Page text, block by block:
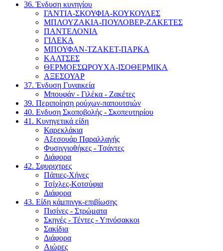
36. Ένδυση κυνηγίου
ΓΑΝΤΙΑ-ΣΚΟΥΦΙΑ-ΚΟΥΚΟΥΛΕΣ
ΜΠΛΟΥΖΑΚΙΑ-ΠΟΥΛΟΒΕΡ-ΖΑΚΕΤΕΣ
ΠΑΝΤΕΛΟΝΙΑ
ΓΙΛΕΚΑ
ΜΠΟΥΦΑΝ-ΤΖΑΚΕΤ-ΠΑΡΚΑ
ΚΑΛΤΣΕΣ
ΘΕΡΜΟΕΣΩΡΟΥΧΑ-ΙΣΟΘΕΡΜΙΚΑ
ΑΞΕΣΟΥΑΡ
37. Ένδυση Γυναικεία
Μπουφάν - Γιλέκα - Ζακέτες
39. Περιποίηση ρούχων-παπουτσιών
40. Ενδυση Σκοποβολής - Σκοπευτηρίου
41. Κυνηγετικά είδη
Καρεκλάκια
Αξεσουάρ Παραλλαγής
Φυσιγγιοθήκες - Τσάντες
Διάφορα
42. Σφυριχτρες
Πάπιες-Χήνες
Τσίχλες-Κοτσύφια
Διάφορα
43. Είδη κάμπινγκ-επιβίωσης
Πισίνες - Στρώματα
Σκηνές - Τέντες - Υπνόσακκοι
Σακίδια
Διάφορα
Αιώρες